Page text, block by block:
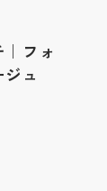
フォ
ュ